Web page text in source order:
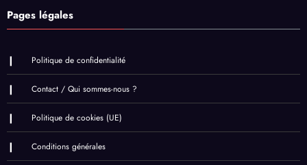
Pages légales
Politique de confidentialité
Contact / Qui sommes-nous ?
Politique de cookies (UE)
Conditions générales